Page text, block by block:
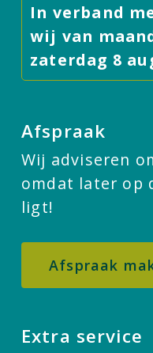
In verband
wij van
zaterdag 8
Afspraak
Wij adviseren
omdat later op
ligt!
Afspraak
Extra service